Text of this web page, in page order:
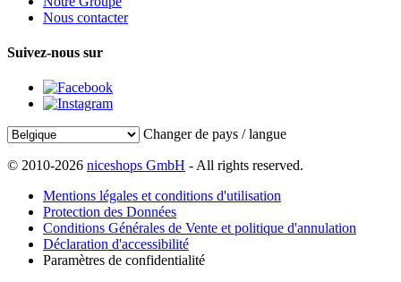
Nous contacter
Suivez-nous sur
Changer de pays / langue
© 2010-2026 niceshops GmbH - All rights reserved.
Mentions légales et conditions d'utilisation
Protection des Données
Conditions Générales de Vente et politique d'annulation
Déclaration d'accessibilité
Paramètres de confidentialité